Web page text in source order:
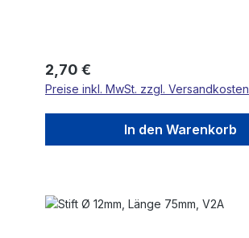
Regulärer Preis:
2,70 €
Preise inkl. MwSt. zzgl. Versandkosten
In den Warenkorb